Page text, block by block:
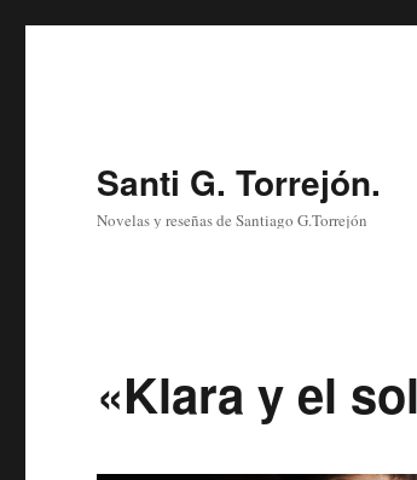
Santi G. Torrejón.
Novelas y reseñas de Santiago G.Torrejón
«Klara y el